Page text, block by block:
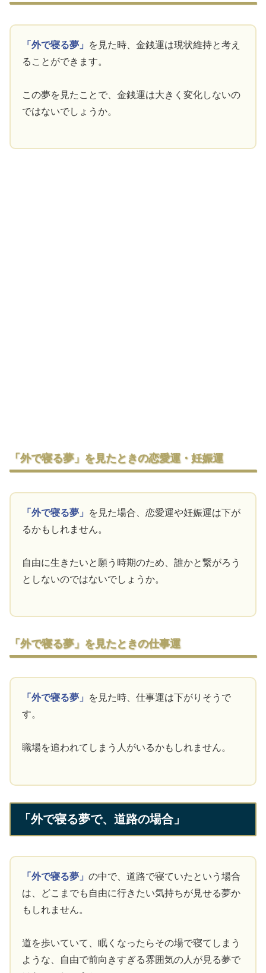
「外で寝る夢」
を見た時、金銭運は現状維持と考え
ることができます。
この夢を見たことで、金銭運は大きく変化しないの
ではないでしょうか。
「外で寝る夢」を見たときの恋愛運・妊娠運
「外で寝る夢」
を見た場合、恋愛運や妊娠運は下が
るかもしれません。
自由に生きたいと願う時期のため、誰かと繋がろう
としないのではないでしょうか。
「外で寝る夢」を見たときの仕事運
「外で寝る夢」
を見た時、仕事運は下がりそうで
す。
職場を追われてしまう人がいるかもしれません。
「外で寝る夢で、道路の場合」
「外で寝る夢」の中で、道路で寝ていたという場合
は、どこまでも自由に行きたい気持ちが見せる夢か
もしれません。
道を歩いていて、眠くなったらその場で寝てしまう
ような、自由で前向きすぎる雰囲気の人が見る夢で